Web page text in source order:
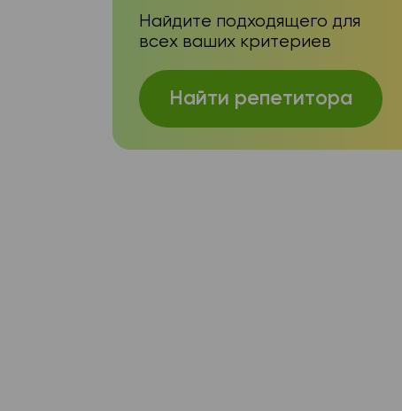
Найдите подходящего для
всех ваших критериев
Найти репетитора